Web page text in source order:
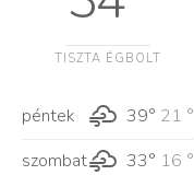
TISZTA ÉGBOLT
péntek 39° 21 °
szombat
33° 16 °